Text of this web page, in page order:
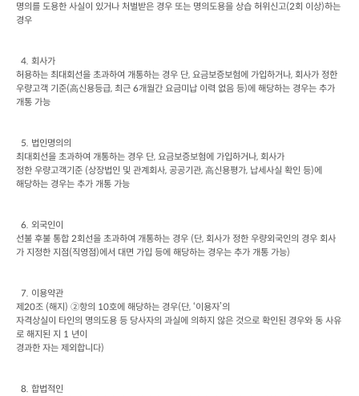
명의를 도용한 사실이 있거나 처벌받은 경우 또는 명의도용을 상습 허위신고(2회 이상)하는
경우
  4.
회사가
허용하는 최대회선을 초과하여 개통하는 경우 단, 요금보증보험에 가입하거나, 회사가 정한
우량고객 기준(高신용등급, 최근 6개월간 요금미납 이력 없음 등)에 해당하는 경우는 추가
개통 가능
  5.
법인명의의
최대회선을 초과하여 개통하는 경우 단, 요금보증보험에 가입하거나, 회사가
정한 우량고객기준 (상장법인 및 관계회사, 공공기관, 高신용평가, 납세사실 확인 등)에
해당하는 경우는 추가 개통 가능
  6.
외국인이
선불 후불 통합 2회선을 초과하여 개통하는 경우 (단, 회사가 정한 우량외국인의 경우 회사
가 지정한 지점(직영점)에서 대면 가입 등에 해당하는 경우는 추가 개통 가능)
  7.
이용약관
제 20조 (해지 ) ②항의 10호에 해당하는 경우(단, ‘이용자’의
자격상실이 타인의 명의도용 등 당사자의 과실에 의하지 않은 것으로 확인된 경우와 동 사유
로 해지된 지 1 년이
경과한 자는 제외합니다)
  8.
합법적인